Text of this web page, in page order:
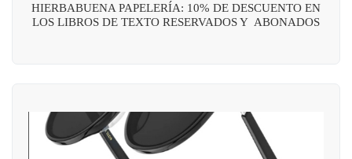
HIERBABUENA PAPELERÍA: 10% DE DESCUENTO EN
LOS LIBROS DE TEXTO RESERVADOS Y ABONADOS